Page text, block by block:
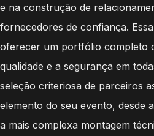
e na construção de
fornecedores de confiança.
oferecer um portfólio completo
qualidade e a segurança em
seleção criteriosa de parceiros
elemento do seu evento, desde
a mais complexa montagem